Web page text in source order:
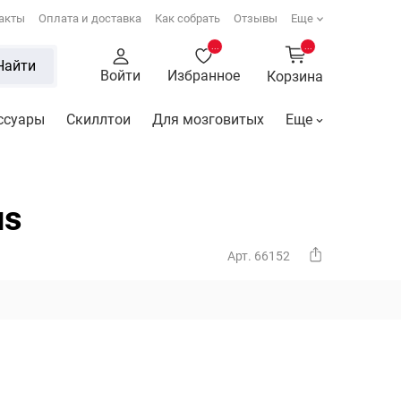
Оплата и доставка Как собрать Отзывы Еще
Войти Избранное Корзина
Скиллтои Для мозговитых Еще
Арт. 66152